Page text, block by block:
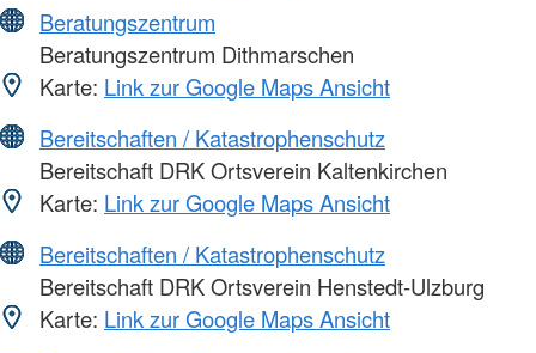
Beratungszentrum
Beratungszentrum Dithmarschen
Karte: Link zur Google Maps Ansicht
Bereitschaften / Katastrophenschutz
Bereitschaft DRK Ortsverein Kaltenkirchen
Karte: Link zur Google Maps Ansicht
Bereitschaften / Katastrophenschutz
Bereitschaft DRK Ortsverein Henstedt-Ulzburg
Karte: Link zur Google Maps Ansicht